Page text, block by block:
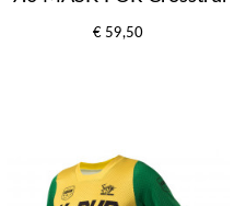
€ 59,50